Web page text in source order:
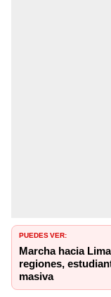
PUEDES VER:
Marcha hacia
regiones,
masiva